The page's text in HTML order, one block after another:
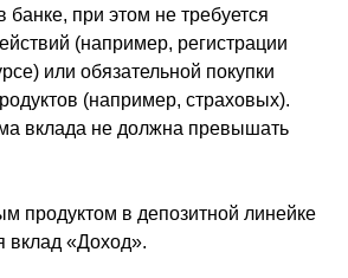
банке, при этом не требуется
(например, регистрации
или обязательной покупки
(например, страховых).
вклада не должна превышать
продуктом в депозитной линейке
вклад «Доход».